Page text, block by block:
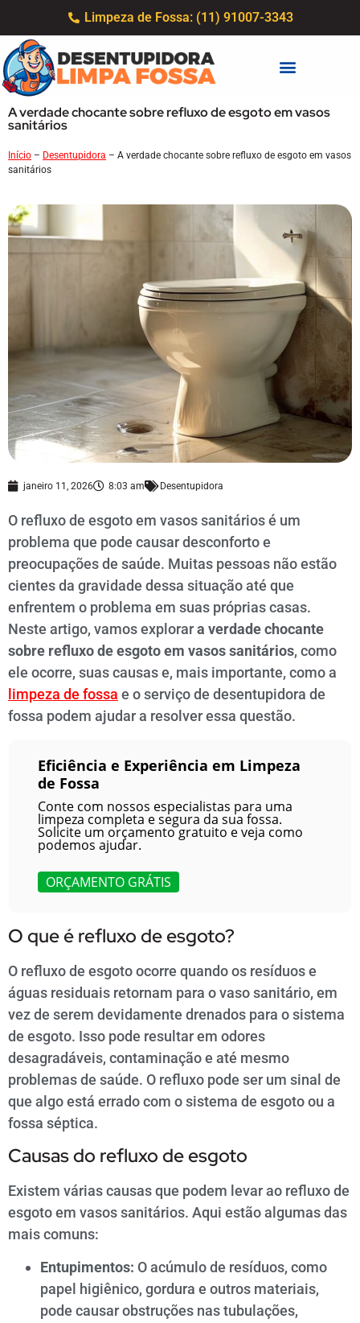
Limpeza de Fossa: (11) 91007-3343
A verdade chocante sobre refluxo de esgoto em vasos
sanitários
Início – Desentupidora – A verdade chocante sobre refluxo de esgoto em vasos
sanitários
janeiro 11, 2026 8:03 am Desentupidora
O refluxo de esgoto em vasos sanitários é um
problema que pode causar desconforto e
preocupações de saúde. Muitas pessoas não estão
cientes da gravidade dessa situação até que
enfrentem o problema em suas próprias casas.
Neste artigo, vamos explorara verdade chocante
sobre refluxo de esgoto em vasos sanitários, como
ele ocorre, suas causas e, mais importante, como a
limpeza de fossa e o serviço de desentupidora de
fossa podem ajudar a resolver essa questão.
Eficiência e Experiência em Limpeza
de Fossa
Conte com nossos especialistas para uma
limpeza completa e segura da sua fossa.
Solicite um orçamento gratuito e veja como
podemos ajudar.
ORÇAMENTO GRÁTIS
O que é refluxo de esgoto?
O refluxo de esgoto ocorre quando os resíduos e
águas residuais retornam para o vaso sanitário, em
vez de serem devidamente drenados para o sistema
de esgoto. Isso pode resultar em odores
desagradáveis, contaminação e até mesmo
problemas de saúde. O refluxo pode ser um sinal de
que algo está errado com o sistema de esgoto ou a
fossa séptica.
Causas do refluxo de esgoto
Existem várias causas que podem levar ao refluxo de
esgoto em vasos sanitários. Aqui estão algumas das
mais comuns:
Entupimentos: O acúmulo de resíduos, como
papel higiênico, gordura e outros materiais,
pode causar obstruções nas tubulações,